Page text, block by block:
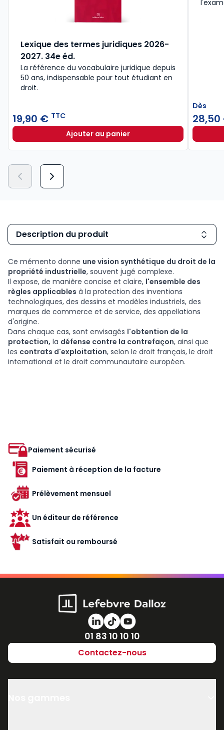
Lexique des termes juridiques 2026-
2027. 34e éd.
La référence du vocabulaire juridique depuis
50 ans, indispensable pour tout étudiant en
droit.​
19,90 € TTC
Ajouter au panierLexique des termes juridiques
Dès
Description du produit
Ce mémento donne une vision synthétique du droit de la
propriété industrielle, souvent jugé complexe.
Il expose, de manière concise et claire, l'ensemble des
règles applicables à la protection des inventions
technologiques, des dessins et modèles industriels, des
marques de commerce et de service, des appellations
d'origine.
Dans chaque cas, sont envisagés l'obtention de la
protection, la défense contre la contrefaçon, ainsi que
les contrats d'exploitation, selon le droit français, le droit
international et le droit communautaire européen.
Paiement sécurisé
Paiement à réception de la facture
Prélèvement mensuel
Un éditeur de référence
Satisfait ou remboursé
Numéro de téléphone
01 83 10 10 10
Contactez-nous